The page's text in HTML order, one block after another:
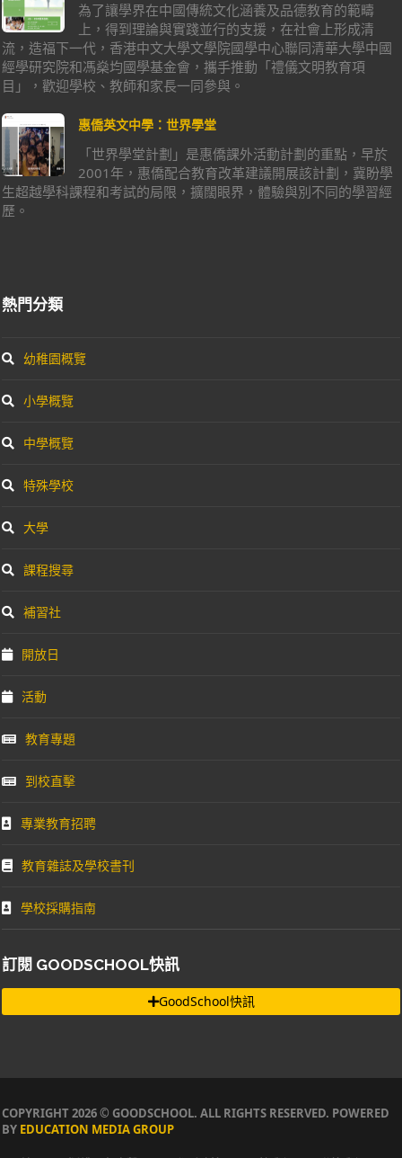
為了讓學界在中國傳統文化涵養及品德教育的範疇
上，得到理論與實踐並行的支援，在社會上形成清
流，造福下一代，香港中文大學文學院國學中心聯同清華大學中國
經學研究院和馮燊均國學基金會，攜手推動「禮儀文明教育項
目」，歡迎學校、教師和家長一同參與。
惠僑英文中學：世界學堂
「世界學堂計劃」是惠僑課外活動計劃的重點，早於
2001年，惠僑配合教育改革建議開展該計劃，冀盼學
生超越學科課程和考試的局限，擴闊眼界，體驗與別不同的學習經
歷。
熱門分類
幼稚園概覽
小學概覽
中學概覽
特殊學校
大學
課程搜尋
補習社
開放日
活動
教育專題
到校直擊
專業教育招聘
教育雜誌及學校書刊
學校採購指南
訂閱 GOODSCHOOL快訊
GoodSchool快訊
COPYRIGHT 2026 © GOODSCHOOL. ALL RIGHTS RESERVED. POWERED
BY EDUCATION MEDIA GROUP